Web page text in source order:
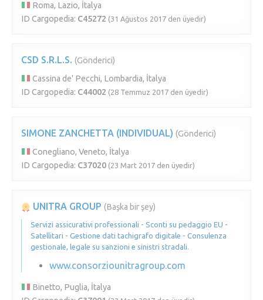
Roma, Lazio, İtalya
ID Cargopedia: C45272 (31 Ağustos 2017 den üyedir)
CSD S.R.L.S. (Gönderici)
Cassina de' Pecchi, Lombardia, İtalya
ID Cargopedia: C44002 (28 Temmuz 2017 den üyedir)
SIMONE ZANCHETTA (INDIVIDUAL) (Gönderici)
Conegliano, Veneto, İtalya
ID Cargopedia: C37020 (23 Mart 2017 den üyedir)
UNITRA GROUP (Başka bir şey)
Servizi assicurativi professionali - Sconti su pedaggio EU -
Satellitari - Gestione dati tachigrafo digitale - Consulenza
gestionale, legale su sanzioni e sinistri stradali.
www.consorziounitragroup.com
Binetto, Puglia, İtalya